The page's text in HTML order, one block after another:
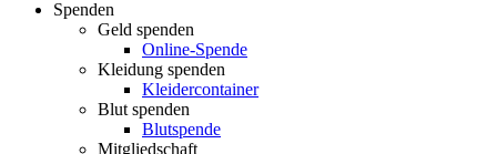
Spenden
Geld spenden
Online-Spende
Kleidung spenden
Kleidercontainer
Blut spenden
Blutspende
Mitgliedschaft